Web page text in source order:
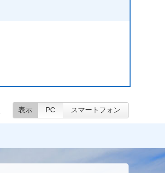
表示 PC スマートフォン